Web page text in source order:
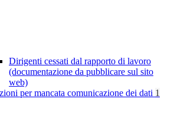
Dirigenti cessati dal rapporto di lavoro
(documentazione da pubblicare sul sito
web)
per mancata comunicazione dei dati 1